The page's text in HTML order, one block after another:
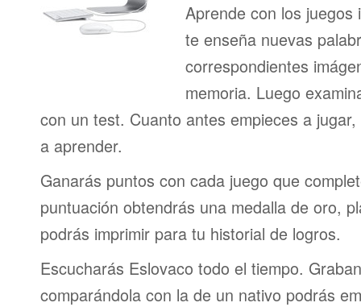
Aprende con los juegos
te enseña nuevas
correspondientes
memoria. Luego
con un test. Cuanto antes empieces a
a aprender.
Ganarás puntos con cada juego que
puntuación obtendrás una medalla de oro,
podrás imprimir para tu historial de logros.
Escucharás Eslovaco todo el tiempo.
comparándola con la de un nativo podrás